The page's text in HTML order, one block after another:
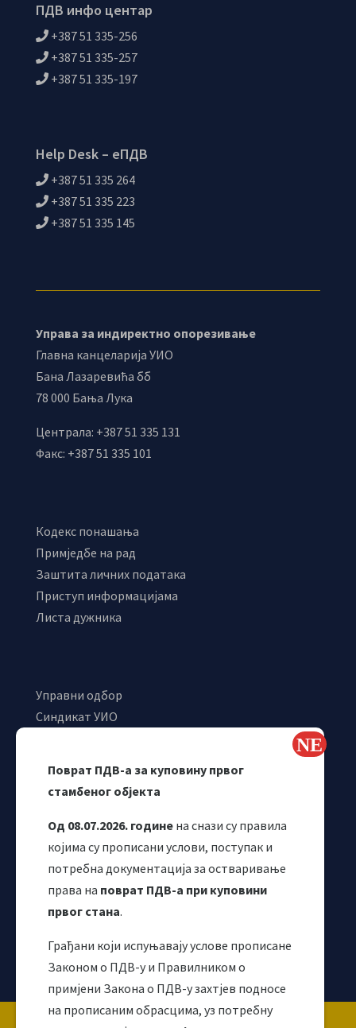
Поврат ПДВ-а за куповину првог
стамбеног објекта
Од 08.07.2026. године на снази су правила
којима су прописани услови, поступак и
потребна документација за остваривање
права на поврат ПДВ-а при куповини
првог стана.
Грађани који испуњавају услове прописане
Законом о ПДВ-у и Правилником о
примјени Закона о ПДВ-у захтјев подносе
на прописаним обрасцима, уз потребну
ПДВ инфо центар
+387 51 335-256
+387 51 335-257
+387 51 335-197
Help Desk – еПДВ
+387 51 335 264
+387 51 335 223
+387 51 335 145
Управа за индиректно опорезивање
Главна канцеларија УИО
Бана Лазаревића бб
78 000 Бања Лука
Централа: +387 51 335 131
Факс: +387 51 335 101
Кодекс понашања
Примједбе на рад
Заштита личних података
Приступ информацијама
Листа дужника
Управни одбор
Синдикат УИО
Одјељење за макроекономску анализу
Корисни линкови
Copyright ©2026 Uprava za indirektno / neizravno